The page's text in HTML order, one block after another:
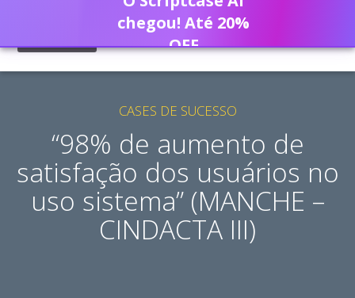
CASES DE SUCESSO
“98% de aumento de
satisfação dos usuários no
uso sistema” (MANCHE –
CINDACTA III)
chegou! Até 20%
OFF